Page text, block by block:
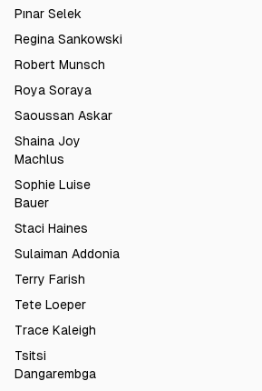
Pınar Selek
Regina Sankowski
Robert Munsch
Roya Soraya
Saoussan Askar
Shaina Joy
Machlus
Sophie Luise
Bauer
Staci Haines
Sulaiman Addonia
Terry Farish
Tete Loeper
Trace Kaleigh
Tsitsi
Dangarembga